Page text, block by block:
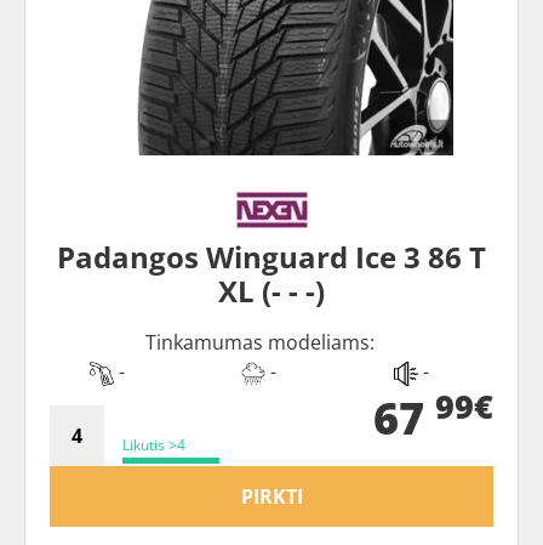
Padangos Winguard Ice 3 86 T
XL (- - -)
Tinkamumas modeliams:
-
- -
Likutis >4 67 99€
PIRKTI